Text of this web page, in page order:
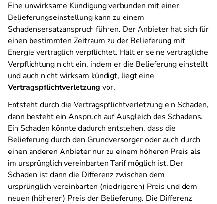
Eine unwirksame Kündigung verbunden mit einer
Belieferungseinstellung kann zu einem
Schadensersatzanspruch führen. Der Anbieter hat sich für
einen bestimmten Zeitraum zu der Belieferung mit
Energie vertraglich verpflichtet. Hält er seine vertragliche
Verpflichtung nicht ein, indem er die Belieferung einstellt
und auch nicht wirksam kündigt, liegt eine
Vertragspflichtverletzung vor.
Entsteht durch die Vertragspflichtverletzung ein Schaden,
dann besteht ein Anspruch auf Ausgleich des Schadens.
Ein Schaden könnte dadurch entstehen, dass die
Belieferung durch den Grundversorger oder auch durch
einen anderen Anbieter nur zu einem höheren Preis als
im ursprünglich vereinbarten Tarif möglich ist. Der
Schaden ist dann die Differenz zwischen dem
ursprünglich vereinbarten (niedrigeren) Preis und dem
neuen (höheren) Preis der Belieferung. Die Differenz